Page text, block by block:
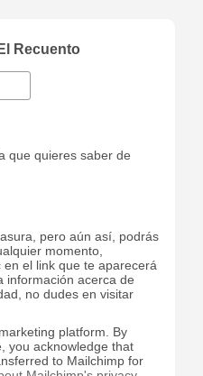
Recuento
que quieres saber de
pero aún así, podrás
momento,
el link que te aparecerá
información acerca de
no dudes en visitar
platform. By
you acknowledge that
to Mailchimp for